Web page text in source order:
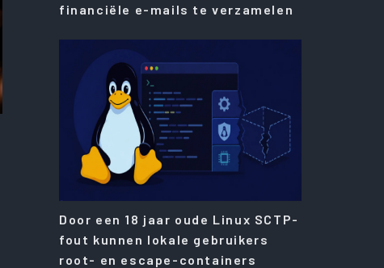
financiële e-mails te verzamelen
Door een 18 jaar oude Linux SCTP-
fout kunnen lokale gebruikers
root- en escape-containers